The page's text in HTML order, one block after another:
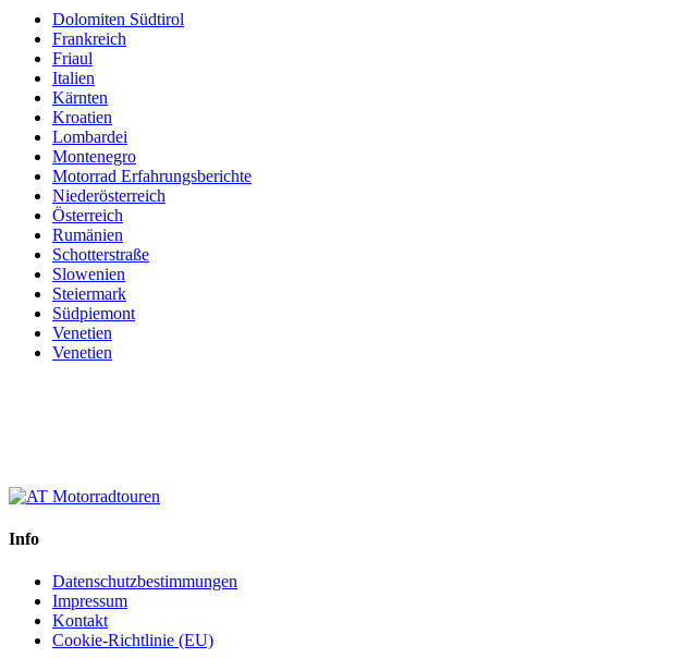
Dolomiten Südtirol
Frankreich
Friaul
Italien
Kärnten
Kroatien
Lombardei
Montenegro
Motorrad Erfahrungsberichte
Niederösterreich
Österreich
Rumänien
Schotterstraße
Slowenien
Steiermark
Südpiemont
Venetien
Venetien
Info
Datenschutzbestimmungen
Impressum
Kontakt
Cookie-Richtlinie (EU)